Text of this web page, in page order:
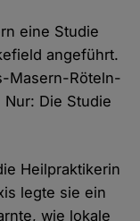
eine Studie
angeführt.
Masern-Röteln-
Die Studie
Heilpraktikerin
legte sie ein
wie lokale